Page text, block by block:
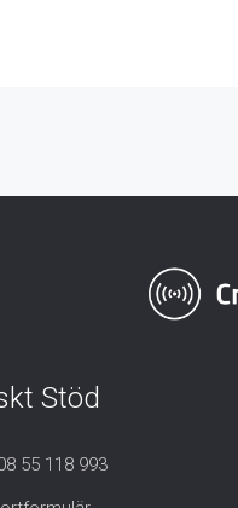
Stöd
55 118 993